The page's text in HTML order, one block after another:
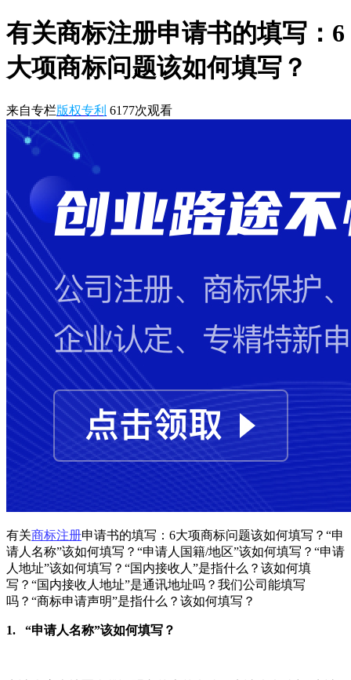
有关商标注册申请书的填写：6
大项商标问题该如何填写？
来自专栏版权专利 6177次观看
有关商标注册申请书的填写：6大项商标问题该如何填写？“申
请人名称”该如何填写？“申请人国籍/地区”该如何填写？“申请
人地址”该如何填写？“国内接收人”是指什么？该如何填
写？“国内接收人地址”是通讯地址吗？我们公司能填写
吗？“商标申请声明”是指什么？该如何填写？
1. “申请人名称”该如何填写？